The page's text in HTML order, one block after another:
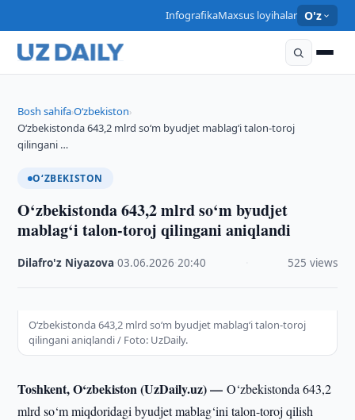
InfografikaMaxsus loyihalar O'z
Bosh sahifa›O‘zbekiston›
O‘zbekistonda 643,2 mlrd so‘m byudjet mablag‘i talon-toroj
qilingani …
O‘ZBEKISTON
O‘zbekistonda 643,2 mlrd so‘m byudjet
mablag‘i talon-toroj qilingani aniqlandi
Dilafro'z Niyazova ·03.06.2026 ·20:40 525 views
O‘zbekistonda 643,2 mlrd so‘m byudjet mablag‘i talon-toroj
qilingani aniqlandi / Foto: UzDaily.
Toshkent, O‘zbekiston (UzDaily.uz) —O‘zbekistonda 643,2
mlrd so‘m miqdoridagi byudjet mablag‘ini talon-toroj qilish